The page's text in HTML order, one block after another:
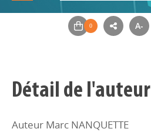
A-
Détail de l'auteur
Auteur Marc NANQUETTE